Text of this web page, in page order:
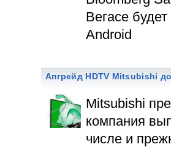
Вегасе
Android
Апгрейд HDTV Mitsubishi
Mitsubishi
компания
числе и